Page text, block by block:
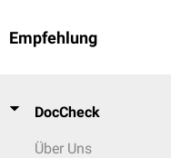
Empfehlung
DocCheck
Über Uns